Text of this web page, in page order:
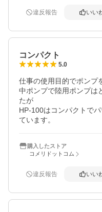
違反報告 いい
コンパクト
5.0
仕事の使用目的でポンプ
中ポンプで陸用ポンプは
たが
HP-100はコンパクトで
ています。
購入したストア
コメリドットコム
違反報告 いい